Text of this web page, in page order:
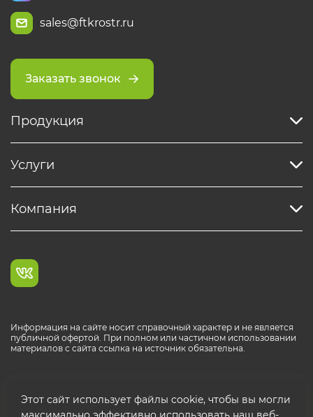
sales@ftkrostr.ru
Заказать звонок
Продукция
Услуги
Компания
Информация на сайте носит справочный характер и не является
публичной офертой. При полном или частичном использовании
материалов с сайта ссылка на источник обязательна.
Этот сайт использует файлы cookie, чтобы вы могли